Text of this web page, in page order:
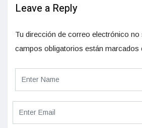
Leave a Reply
Tu dirección de correo electrónico no
campos obligatorios están marcados